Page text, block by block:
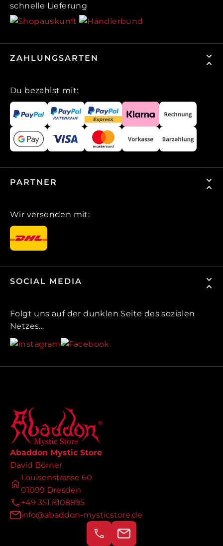
schnelle Lieferung
ZAHLUNGSARTEN
Du bezahlst mit:
PARTNER
Wir versenden mit:
SOCIAL MEDIA
Folgt uns auf der dunklen Seite des sozialen
Netzes...
Abaddon Mystic Store
David Börner
Louisenstrasse 60
01099 Dresden
+49 351 8108895
info@abaddon-mysticstore.de